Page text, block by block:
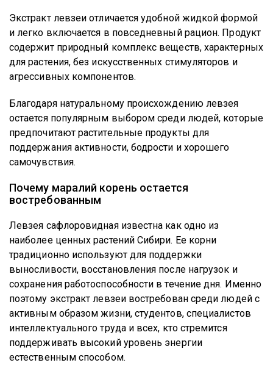
Экстракт левзеи отличается удобной жидкой формой
и легко включается в повседневный рацион. Продукт
содержит природный комплекс веществ, характерных
для растения, без искусственных стимуляторов и
агрессивных компонентов.
Благодаря натуральному происхождению левзея
остается популярным выбором среди людей, которые
предпочитают растительные продукты для
поддержания активности, бодрости и хорошего
самочувствия.
Почему маралий корень остается
востребованным
Левзея сафлоровидная известна как одно из
наиболее ценных растений Сибири. Ее корни
традиционно используют для поддержки
выносливости, восстановления после нагрузок и
сохранения работоспособности в течение дня. Именно
поэтому экстракт левзеи востребован среди людей с
активным образом жизни, студентов, специалистов
интеллектуального труда и всех, кто стремится
поддерживать высокий уровень энергии
естественным способом.